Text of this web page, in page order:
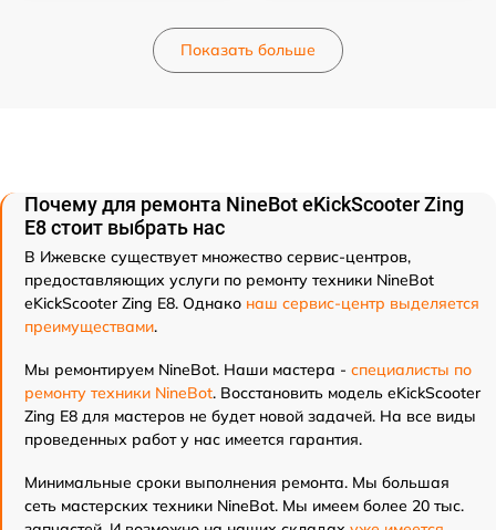
Показать больше
Почему для ремонта NineBot eKickScooter Zing
E8 стоит выбрать нас
В Ижевске существует множество сервис-центров,
предоставляющих услуги по ремонту техники NineBot
eKickScooter Zing E8. Однако наш сервис-центр выделяется
преимуществами.
Мы ремонтируем NineBot. Наши мастера - специалисты по
ремонту техники NineBot. Восстановить модель eKickScooter
Zing E8 для мастеров не будет новой задачей. На все виды
проведенных работ у нас имеется гарантия.
Минимальные сроки выполнения ремонта. Мы большая
сеть мастерских техники NineBot. Мы имеем более 20 тыс.